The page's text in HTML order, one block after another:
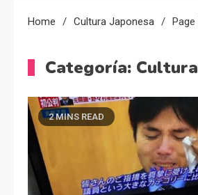
Home Cultura Japonesa Page
Categoría:
2 MINS READ